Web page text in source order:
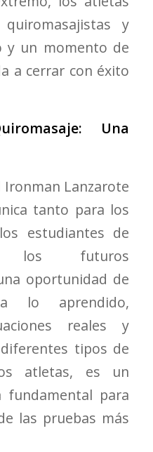
y
y un momento de
a cerrar con éxito
Una
Lanzarote
tanto para los
estudiantes de
los futuros
oportunidad de
lo aprendido,
reales y
tipos de
atletas, es un
fundamental para
las pruebas más